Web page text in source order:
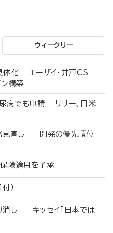
ウィークリー
体化 エーザイ・井戸CS
ン構築
病でも申請 リリー、日米
略見直し 開発の優先順位
保険適用を了承
日付）
消し キッセイ「日本では